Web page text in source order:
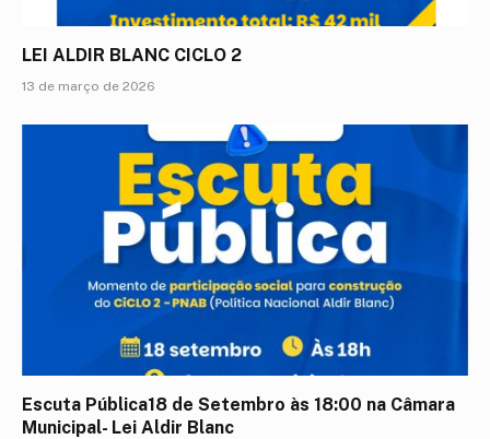
LEI ALDIR BLANC CICLO 2
13 de março de 2026
Escuta Pública18 de Setembro às 18:00 na Câmara
Municipal- Lei Aldir Blanc